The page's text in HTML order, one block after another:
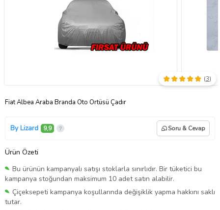
Fiat Albea Araba Branda Oto Örtüsü Çadır
(3)
By Lizard 9,9 Soru & Cevap
Ürün Özeti
Bu ürünün kampanyalı satışı stoklarla sınırlıdır. Bir tüketici bu
kampanya stoğundan maksimum 10 adet satın alabilir.
Çiçeksepeti kampanya koşullarında değişiklik yapma hakkını saklı
tutar.